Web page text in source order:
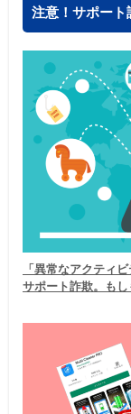
注意！サポート
「異常なアクティ
サポート詐欺。も